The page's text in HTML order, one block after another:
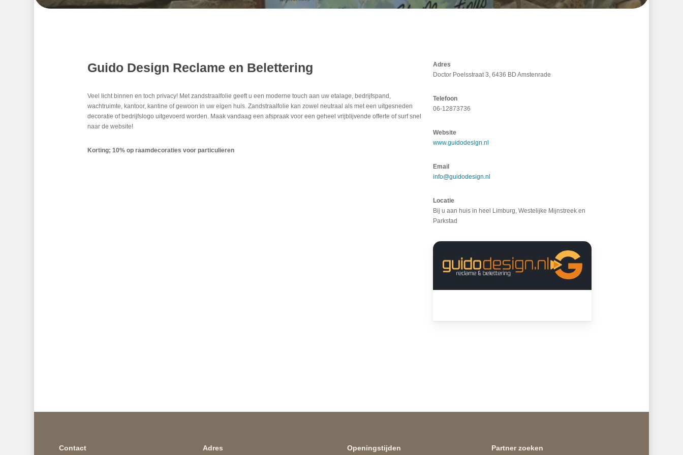
Guido Design Reclame en Belettering
Veel licht binnen en toch privacy! Met zandstraalfolie geeft u een moderne touch aan uw etalage, bedrijfspand,
wachtruimte, kantoor, kantine of gewoon in uw eigen huis. Zandstraalfolie kan zowel neutraal als met een uitgesneden
decoratie of bedrijfslogo uitgevoerd worden. Maak vandaag een afspraak voor een geheel vrijblijvende offerte of surf snel
naar de website!
Korting; 10% op raamdecoraties voor particulieren
Adres
Doctor Poelsstraat 3, 6436 BD Amstenrade
Telefoon
06-12873736
Website
www.guidodesign.nl
Email
info@guidodesign.nl
Locatie
Bij u aan huis in heel Limburg, Westelijke Mijnstreek en
Parkstad
Contact Adres Openingstijden Partner zoeken